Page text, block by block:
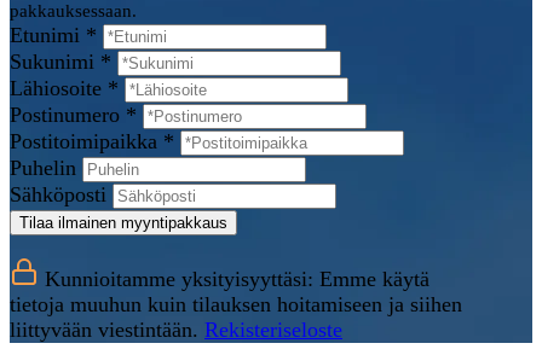
pakkauksessaan.
Etunimi *
Sukunimi *
Lähiosoite *
Postinumero *
Postitoimipaikka *
Puhelin
Sähköposti
Tilaa ilmainen myyntipakkaus
Kunnioitamme yksityisyyttäsi: Emme käytä
tietoja muuhun kuin tilauksen hoitamiseen ja siihen
liittyvään viestintään. Rekisteriseloste